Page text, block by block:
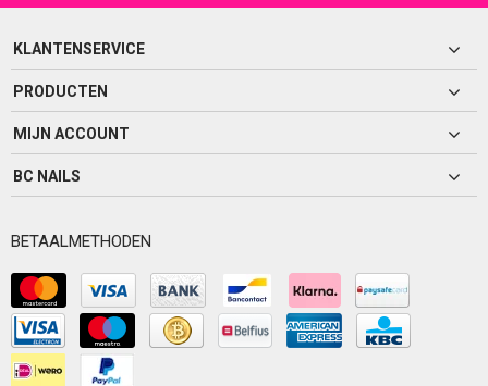
KLANTENSERVICE
PRODUCTEN
MIJN ACCOUNT
BC NAILS
BETAALMETHODEN